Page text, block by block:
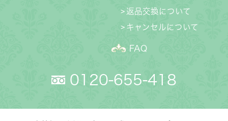
返品交換について
キャンセルについて
FAQ
0120-655-418